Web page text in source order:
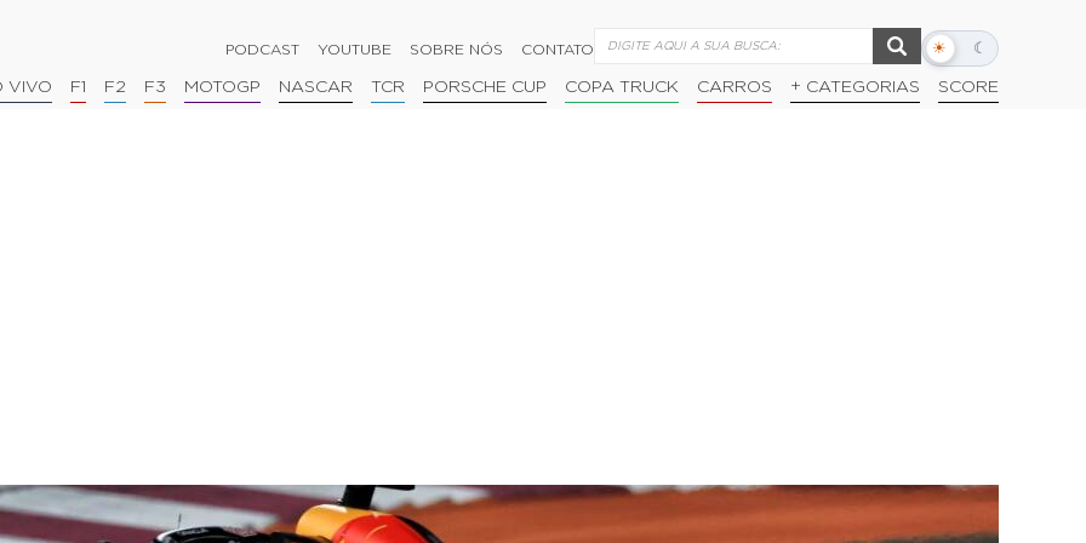
PODCAST YOUTUBE SOBRE NÓS CONTATO ☀ ☾
Alternar
escuro
VIVO F1 F2 F3 MOTOGP NASCAR TCR PORSCHE CUP COPA TRUCK CARROS + CATEGORIAS SCORE